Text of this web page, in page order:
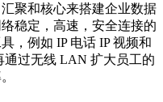
聚和核心来搭建企业数据
稳定，高速，安全连接的
，例如 IP 电话 IP 视频和
过无线 LAN 扩大员工的